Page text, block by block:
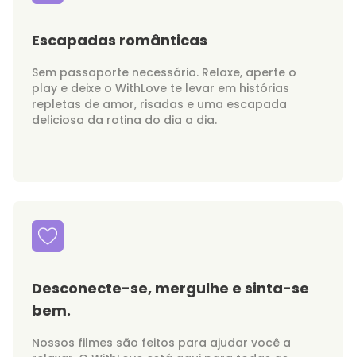
Escapadas românticas
Sem passaporte necessário. Relaxe, aperte o
play e deixe o WithLove te levar em histórias
repletas de amor, risadas e uma escapada
deliciosa da rotina do dia a dia.
Desconecte-se, mergulhe e sinta-se
bem.
Nossos filmes são feitos para ajudar você a